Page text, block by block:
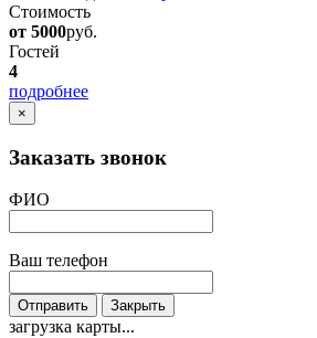
Стоимость
от 5000руб.
Гостей
4
подробнее
×
Заказать звонок
ФИО
Ваш телефон
Отправить Закрыть
загрузка карты...